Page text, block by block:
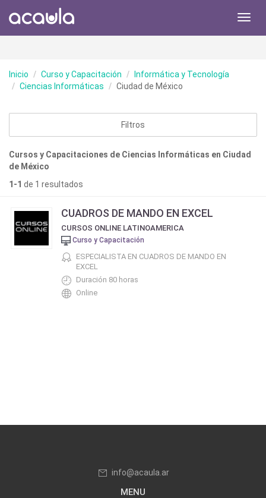
Inicio Curso y Capacitación
Informática y Tecnología
Ciencias Informáticas
Ciudad de México
Filtros
Cursos y Capacitaciones de Ciencias Informáticas en Ciudad
de México
1-1 de 1 resultados
CUADROS DE MANDO EN EXCEL
CURSOS ONLINE LATINOAMERICA
Curso y Capacitación
ESPECIALISTA EN CUADROS DE MANDO EN
EXCEL
Duración 80 horas
Online
info@acaula.ar
MENU